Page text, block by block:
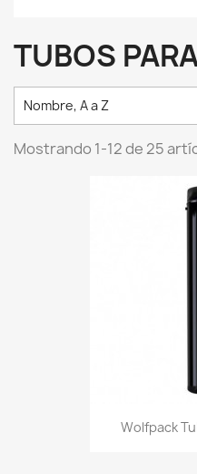
TUBOS
Nombre, A a Z
Mostrando 1-12 de 25
Wolfpack